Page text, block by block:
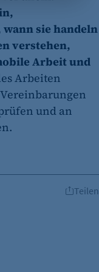
des
Kunden das
Wird auch
sie handeln
verstehen,
Arbeit und
Arbeiten
und an
Teilen